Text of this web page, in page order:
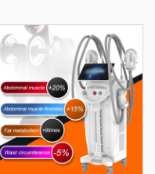
Μείωση Κυτταρίτιδας,
Σήκωμα & Σφίξιμο
Δέρματος και
Ραδιοσυχνότητας στο
Πρόσωπο για Απώλεια
Βάρους και Αδυνατισμό
Σώματος